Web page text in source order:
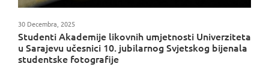
Studenti Akademije likovnih umjetnosti Univerziteta
u Sarajevu učesnici 10. jubilarnog Svjetskog bijenala
studentske fotografije
30 Decembra, 2025